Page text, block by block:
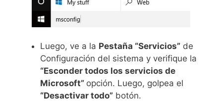
Luego, ve a la Pestaña “Servicios” de
Configuración del sistema y verifique la
“Esconder todos los servicios de
Microsoft” opción. Luego, golpea el
“Desactivar todo” botón.